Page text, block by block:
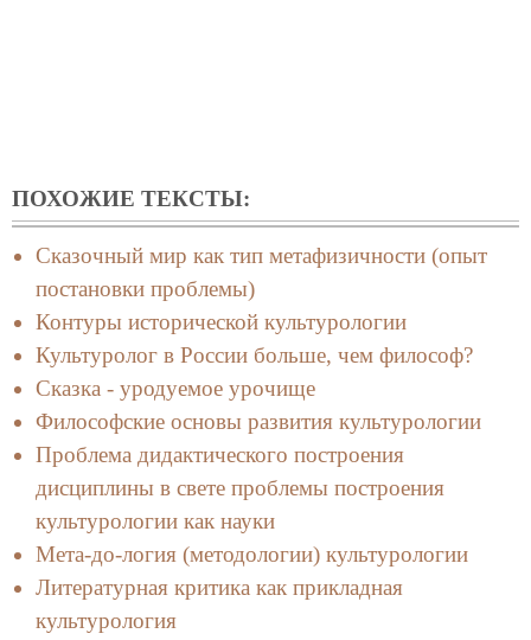
ПОХОЖИЕ ТЕКСТЫ:
Сказочный мир как тип метафизичности (опыт
постановки проблемы)
Контуры исторической культурологии
Культуролог в России больше, чем философ?
Сказка - уродуемое урочище
Философские основы развития культурологии
Проблема дидактического построения
дисциплины в свете проблемы построения
культурологии как науки
Мета-до-логия (методологии) культурологии
Литературная критика как прикладная
культурология